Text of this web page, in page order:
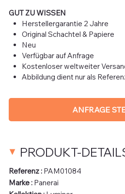
GUT ZU WISSEN
Herstellergarantie 2 Jahre
Original Schachtel & Papiere
Neu
Verfügbar auf Anfrage
Kostenloser weltweiter
Abbildung dient nur als
ANFRAGE
PRODUKT-
Referenz :PAM01084
Marke : Panerai